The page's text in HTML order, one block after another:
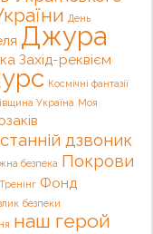
День
Джура
Захід-реквієм
Космічні фантазії
Україна Моя
дзвоник
безпека Покрови
Тренінг Фонд
безпеки
наш герой